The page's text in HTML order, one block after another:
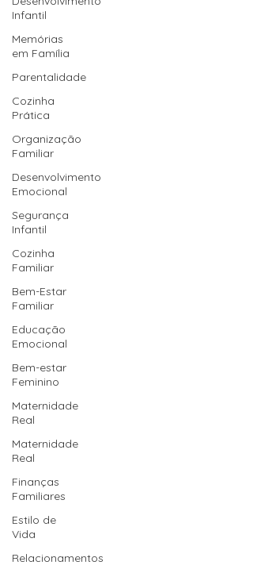
Infantil
Memórias
em Família
Parentalidade
Cozinha
Prática
Organização
Familiar
Desenvolvimento
Emocional
Segurança
Infantil
Cozinha
Familiar
Bem-Estar
Familiar
Educação
Emocional
Bem-estar
Feminino
Maternidade
Real
Maternidade
Real
Finanças
Familiares
Estilo de
Vida
Relacionamentos